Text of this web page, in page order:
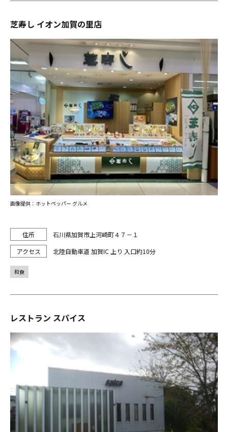
芝寿し イオン加賀の里店
石川県加賀市上河崎町４７－１
北陸自動車道 加賀IC 上り 入口約10分
画像提供：ホットペッパー グルメ
和食
レストラン スパイス